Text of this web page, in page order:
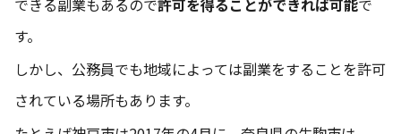
す。
しかし、公務員でも地域によっては副業をすることを許可
されている場所もあります。